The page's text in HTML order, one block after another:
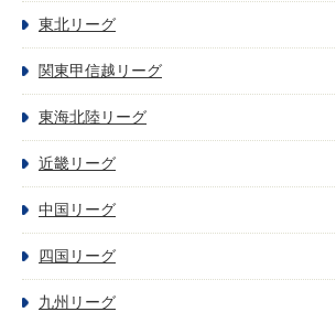
東北リーグ
関東甲信越リーグ
東海北陸リーグ
近畿リーグ
中国リーグ
四国リーグ
九州リーグ